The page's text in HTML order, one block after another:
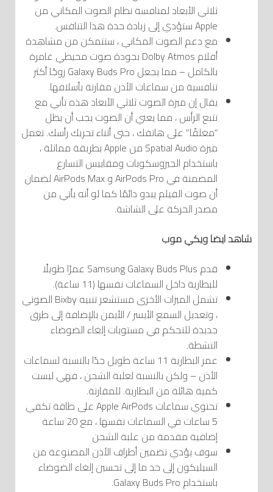
ثلاثي الأبعاد لمنافسة نظام الصوت المكاني من
Apple ستؤدي إلى زيادة حدة هذا التنافس.
مع دعم الصوت المكاني ، ستتمكن من مشاهدة
أفلام Dolby Atmos بجودة صوت محيطي غامرة
بالكامل – مما يجعل Galaxy Buds Pro زوجًا أكثر
تنافسية من سماعات الأذن مقارنة بأسلافها.
يقال إن ميزة الصوت ثلاثي الأبعاد هذه تأتي مع
تتبع الرأس ، مما يعني أن الصوت يجب أن يظل
“مغلقًا” على هاتفك ، حتى أثناء تحريك رأسك. تعمل
ميزة Spatial Audio من Apple بطريقة مماثلة ،
باستخدام الجيروسكوبات ومقاييس التسارع
المضمنة في AirPods Pro و AirPods Max لضمان
أن صوت الفيلم يبدو دائمًا كما لو أنه يأتي من
مصدر الحركة على الشاشة.
شاهد ايضاويكي موب
قدم Samsung Galaxy Buds Plus عمرًا طويلًا
للبطارية داخل السماعات نفسها (11 ساعة).
تشمل الميزات الأخرى مستشعر تنبيه Bixby الصوتي
، وتعديل السمع الأيسر / الأيمن بالإضافة إلى طرق
جديدة للتحكم في مستويات إلغاء الضوضاء
النشطة.
عمر البطارية 11 ساعة طويل جدًا بالنسبة لسماعات
الأذن – ولكن بالنسبة لعلبة الشحن ، فهي ليست
كمية هائلة من البطارية. للمقارنة.
تحتوي سماعات Apple AirPods على طاقة تكفي
5 ساعات في السماعات نفسها ، مع 20 ساعة
إضافية مقدمة من علبة الشحن
سوف يؤدي تضمين أطراف الأذن المصنوعة من
السيليكون إلى حد ما إلى تحسين إلغاء الضوضاء
باستخدام Galaxy Buds Pro.